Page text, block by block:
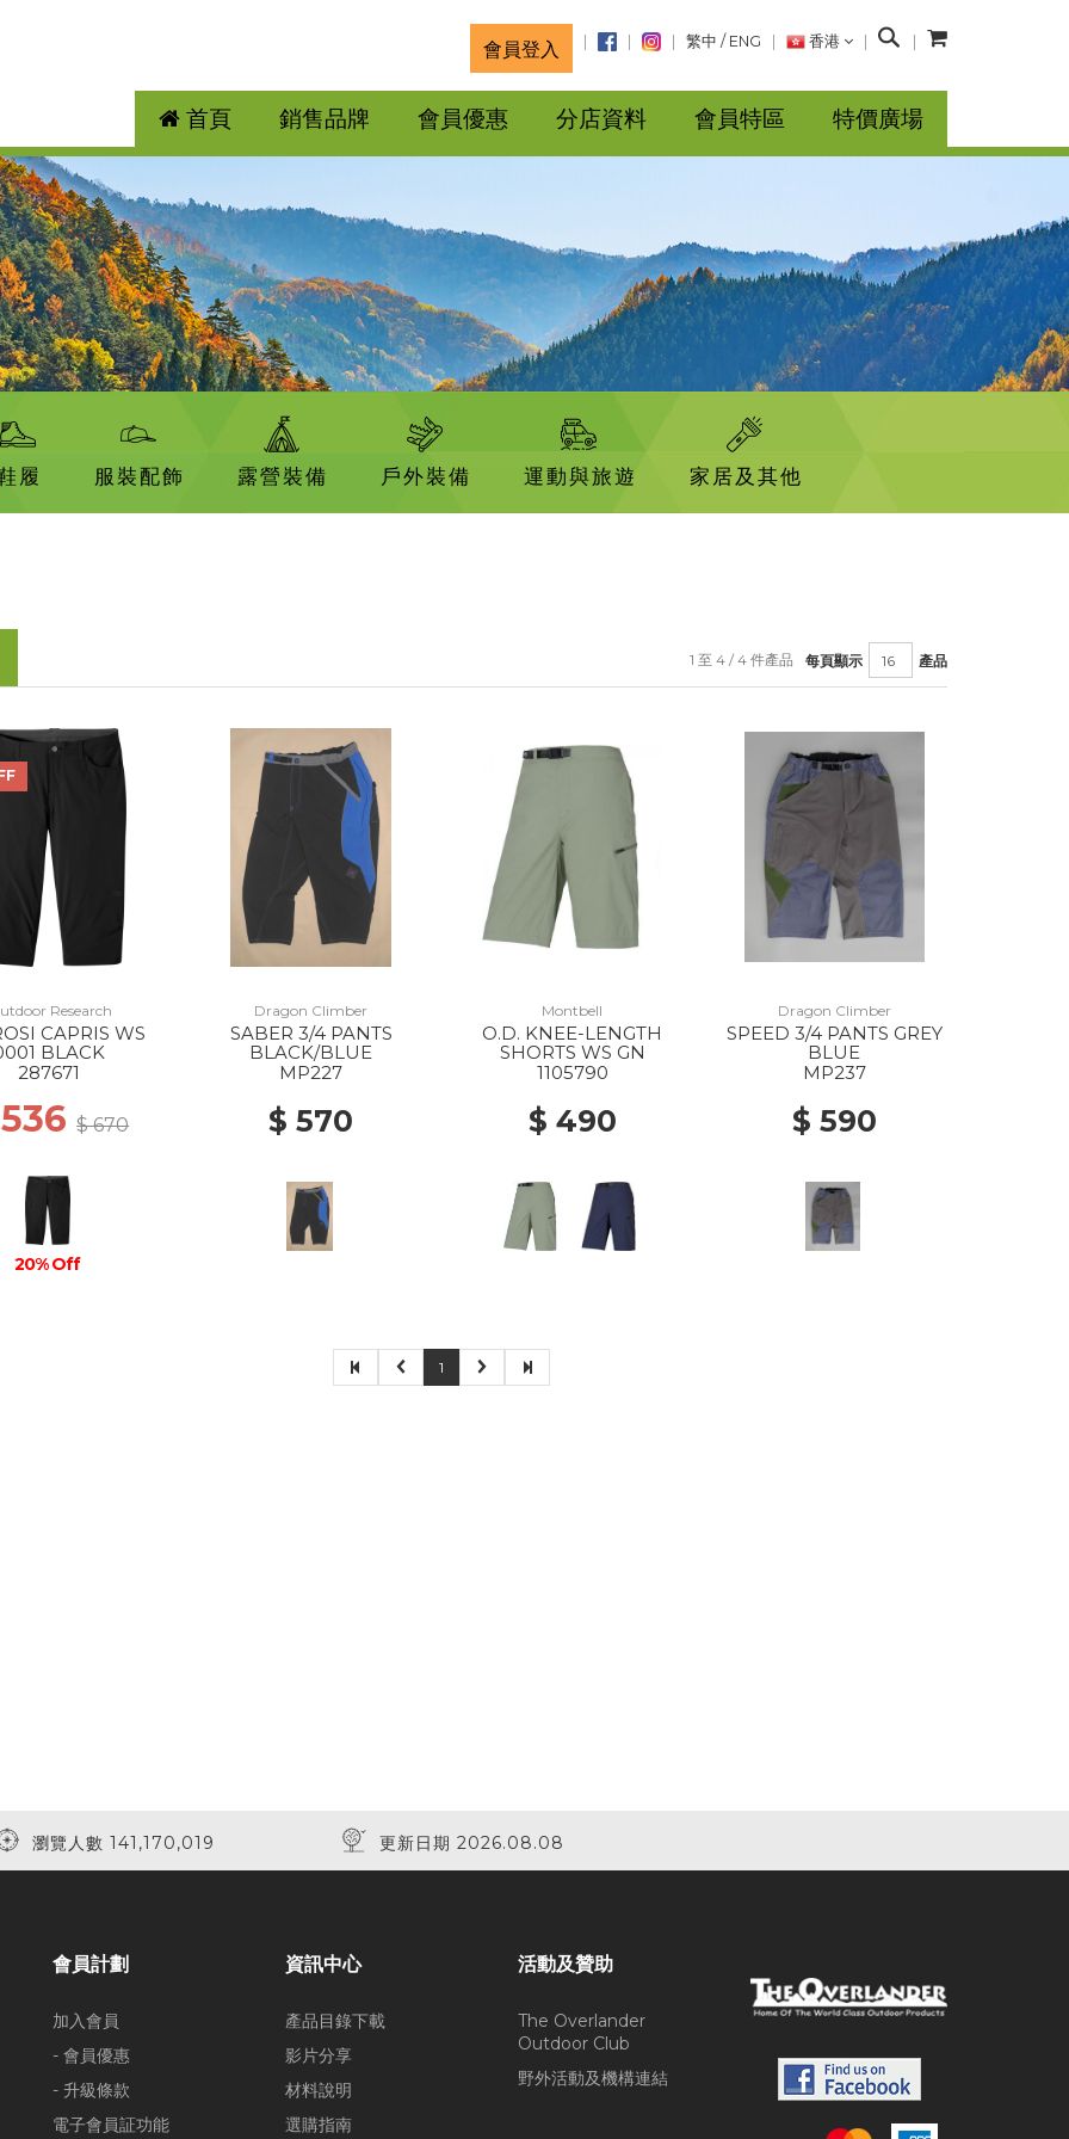
會員登入 繁中 / ENG 香港
搜
首頁 銷售品牌 會員優惠 分店資料 會員特區 特價廣場
履 服裝配飾 露營裝備 戶外裝備 運動與旅遊 家居及其他
每頁顯示 產品
1 至 4 / 4 件產品
Research
CAPRIS WS
BLACK
287671
$ 670
20% Off
Dragon Climber
SABER 3/4 PANTS
BLACK/BLUE
MP227
$ 570
Montbell
O.D. KNEE-LENGTH
SHORTS WS GN
1105790
$ 490
Dragon Climber
SPEED 3/4 PANTS GREY
BLUE
MP237
$ 590
1
瀏覽人數 141,170,019 更新日期 2026.08.08
會員計劃
加入會員
- 會員優惠
- 升級條款
電子會員証功能
資訊中心
產品目錄下載
影片分享
材料說明
選購指南
活動及贊助
The Overlander
Outdoor Club
野外活動及機構連結